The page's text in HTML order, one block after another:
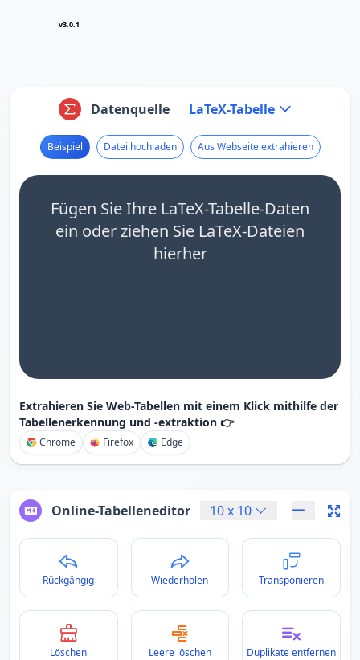
v3.0.1
Datenquelle LaTeX-Tabelle
Beispiel Datei hochladen Aus Webseite extrahieren
Fügen Sie Ihre LaTeX-Tabelle-Daten
ein oder ziehen Sie LaTeX-Dateien
hierher
Extrahieren Sie Web-Tabellen mit einem Klick mithilfe der
Tabellenerkennung und -extraktion 👉
Chrome Firefox Edge
Online-Tabelleneditor 10x 10
Rückgängig Wiederholen Transponieren
Löschen Leere löschen Duplikate entfernen